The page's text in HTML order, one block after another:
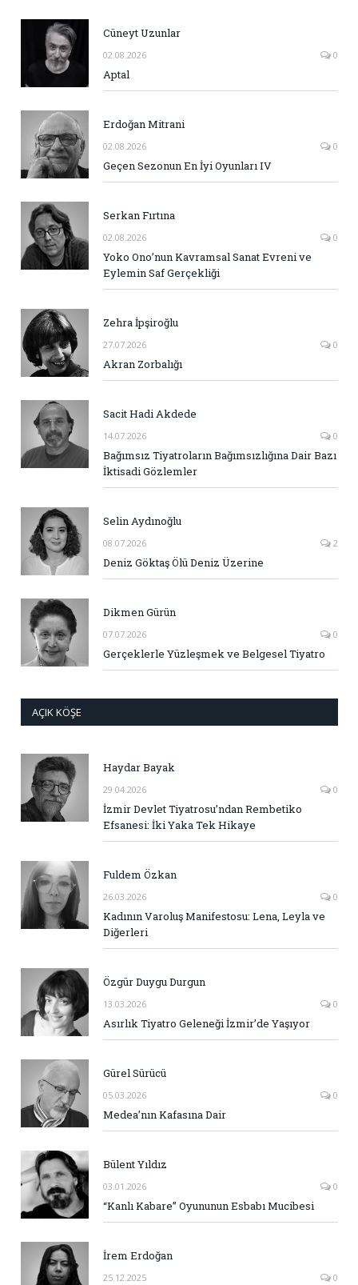
Cüneyt Uzunlar
02.08.2026 0
Aptal
Erdoğan Mitrani
02.08.2026 0
Geçen Sezonun En İyi Oyunları IV
Serkan Fırtına
02.08.2026 0
Yoko Ono’nun Kavramsal Sanat Evreni ve
Eylemin Saf Gerçekliği
Zehra İpşiroğlu
27.07.2026 0
Akran Zorbalığı
Sacit Hadi Akdede
14.07.2026 0
Bağımsız Tiyatroların Bağımsızlığına Dair Bazı
İktisadi Gözlemler
Selin Aydınoğlu
08.07.2026 2
Deniz Göktaş Ölü Deniz Üzerine
Dikmen Gürün
07.07.2026 0
Gerçeklerle Yüzleşmek ve Belgesel Tiyatro
AÇIK KÖŞE
Haydar Bayak
29.04.2026 0
İzmir Devlet Tiyatrosu’ndan Rembetiko
Efsanesi: İki Yaka Tek Hikaye
Fuldem Özkan
26.03.2026 0
Kadının Varoluş Manifestosu: Lena, Leyla ve
Diğerleri
Özgür Duygu Durgun
13.03.2026 0
Asırlık Tiyatro Geleneği İzmir’de Yaşıyor
Gürel Sürücü
05.03.2026 0
Medea’nın Kafasına Dair
Bülent Yıldız
03.01.2026 0
“Kanlı Kabare” Oyununun Esbabı Mucibesi
İrem Erdoğan
25.12.2025 0